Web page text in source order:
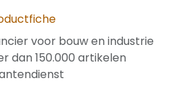
voor bouw en industrie
dan 150.000 artikelen